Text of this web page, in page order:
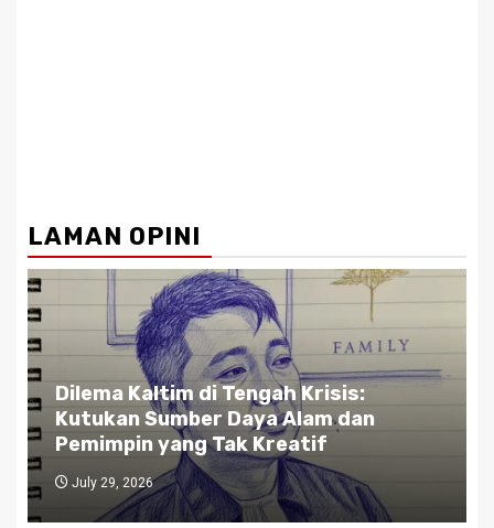
LAMAN OPINI
Tengah Krisis:
Daya Alam dan
Tak Kreatif
Gubernur Kaltim di
Jalan: Antara
Antara Etika dan
July 27, 2026